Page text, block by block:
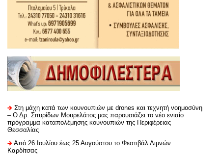
Στη μάχη κατά των κουνουπιών με drones και τεχνητή νοημοσύνη
– Ο Δρ. Σπυρίδων Μουρελάτος μας παρουσιάζει το νέο ενιαίο
πρόγραμμα καταπολέμησης κουνουπιών της Περιφέρειας
Θεσσαλίας
Από 26 Ιουλίου έως 25 Αυγούστου το Φεστιβάλ Λιμνών
Καρδίτσας